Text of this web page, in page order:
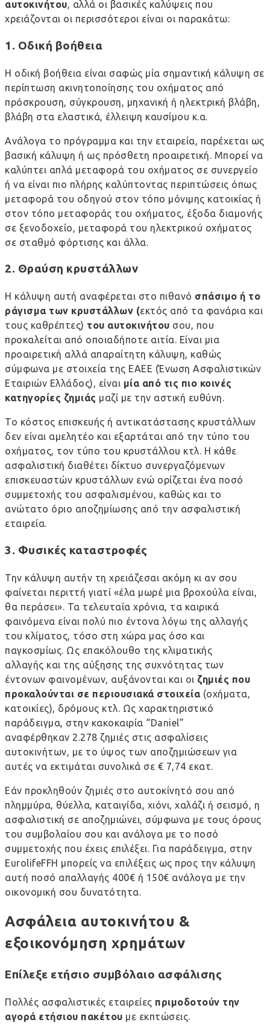
αυτοκινήτου, αλλά οι βασικές καλύψεις που
χρειάζονται οι περισσότεροι είναι οι παρακάτω:
1. Οδική βοήθεια
Η οδική βοήθεια είναι σαφώς μία σημαντική κάλυψη σε
περίπτωση ακινητοποίησης του οχήματος από
πρόσκρουση, σύγκρουση, μηχανική ή ηλεκτρική βλάβη,
βλάβη στα ελαστικά, έλλειψη καυσίμου κ.α.
Ανάλογα το πρόγραμμα και την εταιρεία, παρέχεται ως
βασική κάλυψη ή ως πρόσθετη προαιρετική. Μπορεί να
καλύπτει απλά μεταφορά του οχήματος σε συνεργείο
ή να είναι πιο πλήρης καλύπτοντας περιπτώσεις όπως
μεταφορά του οδηγού στον τόπο μόνιμης κατοικίας ή
στον τόπο μεταφοράς του οχήματος, έξοδα διαμονής
σε ξενοδοχείο, μεταφορά του ηλεκτρικού οχήματος
σε σταθμό φόρτισης και άλλα.
2. Θραύση κρυστάλλων
Η κάλυψη αυτή αναφέρεται στο πιθανό σπάσιμο ή το
ράγισμα των κρυστάλλων (εκτός από τα φανάρια και
τους καθρέπτες) του αυτοκινήτου σου, που
προκαλείται από οποιαδήποτε αιτία. Είναι μια
προαιρετική αλλά απαραίτητη κάλυψη, καθώς
σύμφωνα με στοιχεία της ΕΑΕΕ (Ένωση Ασφαλιστικών
Εταιριών Ελλάδος), είναι μία από τις πιο κοινές
κατηγορίες ζημιάς μαζί με την αστική ευθύνη.
Το κόστος επισκευής ή αντικατάστασης κρυστάλλων
δεν είναι αμελητέο και εξαρτάται από την τύπο του
οχήματος, τον τύπο του κρυστάλλου κτλ. Η κάθε
ασφαλιστική διαθέτει δίκτυο συνεργαζόμενων
επισκευαστών κρυστάλλων ενώ ορίζεται ένα ποσό
συμμετοχής του ασφαλισμένου, καθώς και το
ανώτατο όριο αποζημίωσης από την ασφαλιστική
εταιρεία.
3. Φυσικές καταστροφές
Την κάλυψη αυτήν τη χρειάζεσαι ακόμη κι αν σου
φαίνεται περιττή γιατί «έλα μωρέ μια βροχούλα είναι,
θα περάσει». Τα τελευταία χρόνια, τα καιρικά
φαινόμενα είναι πολύ πιο έντονα λόγω της αλλαγής
του κλίματος, τόσο στη χώρα μας όσο και
παγκοσμίως. Ως επακόλουθο της κλιματικής
αλλαγής και της αύξησης της συχνότητας των
έντονων φαινομένων, αυξάνονται και οι ζημιές που
προκαλούνται σε περιουσιακά στοιχεία (οχήματα,
κατοικίες), δρόμους κτλ. Ως χαρακτηριστικό
παράδειγμα, στην κακοκαιρία “Daniel”
αναφέρθηκαν 2.278 ζημιές στις ασφαλίσεις
αυτοκινήτων, με το ύψος των αποζημιώσεων για
αυτές να εκτιμάται συνολικά σε € 7,74 εκατ
Εάν προκληθούν ζημιές στο αυτοκίνητό σου από
πλημμύρα, θύελλα, καταιγίδα, χιόνι, χαλάζι ή σεισμό, η
ασφαλιστική σε αποζημιώνει, σύμφωνα με τους όρους
του συμβολαίου σου και ανάλογα με το ποσό
συμμετοχής που έχεις επιλέξει. Για παράδειγμα, στην
EurolifeFFH μπορείς να επιλέξεις ως προς την κάλυψη
αυτή ποσό απαλλαγής 400€ ή 150€ ανάλογα με την
οικονομική σου δυνατότητα.
Ασφάλεια αυτοκινήτου &
εξοικονόμηση χρημάτων
Επίλεξε ετήσιο συμβόλαιο ασφάλισης
Πολλές ασφαλιστικές εταιρείες πριμοδοτούν την
αγορά ετήσιου πακέτου με εκπτώσεις.